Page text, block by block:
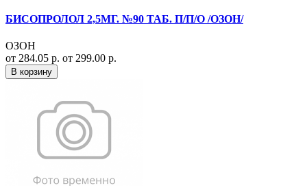
БИСОПРОЛОЛ 2,5МГ. №90 ТАБ. П/П/О /ОЗОН/
ОЗОН
от 284.05 р. от 299.00 р.
В корзину